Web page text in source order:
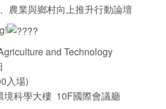
農業與鄉村向上推升行動論壇
and Technology
入場)
境科學大樓 10F國際會議廳